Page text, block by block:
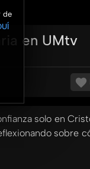
de
en UMtv
solo en
sobre